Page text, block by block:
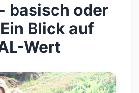
basisch oder
Blick auf
Wert